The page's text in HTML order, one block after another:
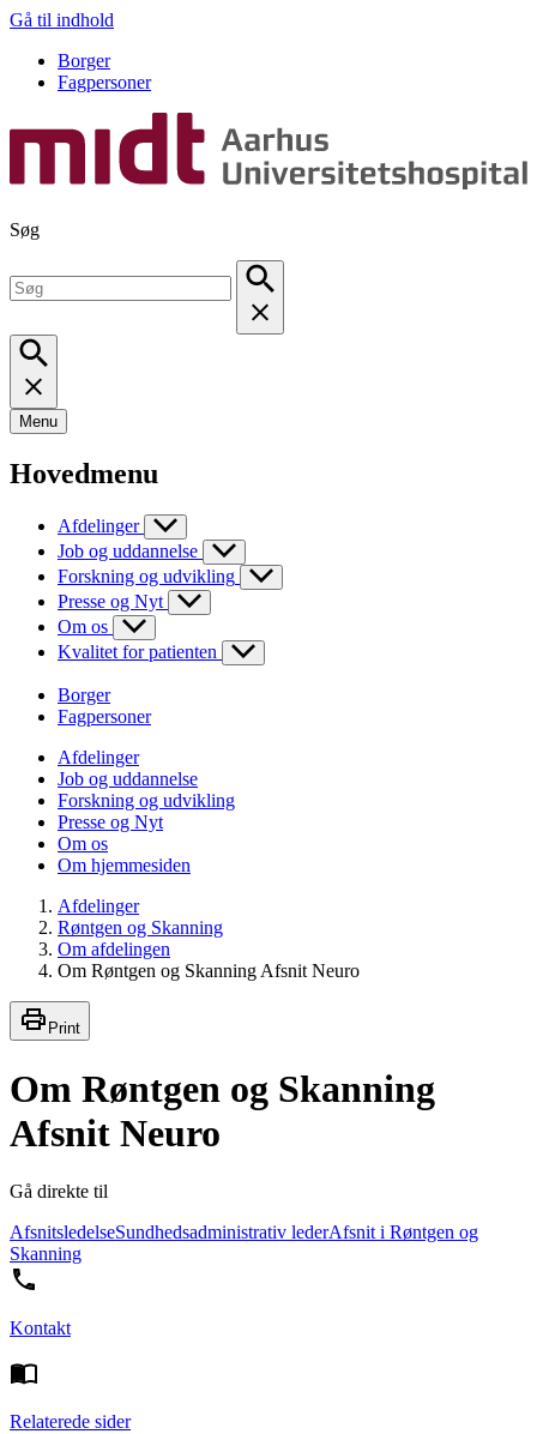
Gå til indhold
Borger
Fagpersoner
Søg
Menu
Hovedmenu
Afdelinger
Job og uddannelse
Forskning og udvikling
Presse og Nyt
Om os
Kvalitet for patienten
Borger
Fagpersoner
Afdelinger
Job og uddannelse
Forskning og udvikling
Presse og Nyt
Om os
Om hjemmesiden
Afdelinger
Røntgen og Skanning
Om afdelingen
Om Røntgen og Skanning Afsnit Neuro
Print
Om Røntgen og Skanning
Afsnit Neuro
Gå direkte til
AfsnitsledelseSundhedsadministrativ lederAfsnit i Røntgen og
Skanning
Kontakt
Relaterede sider